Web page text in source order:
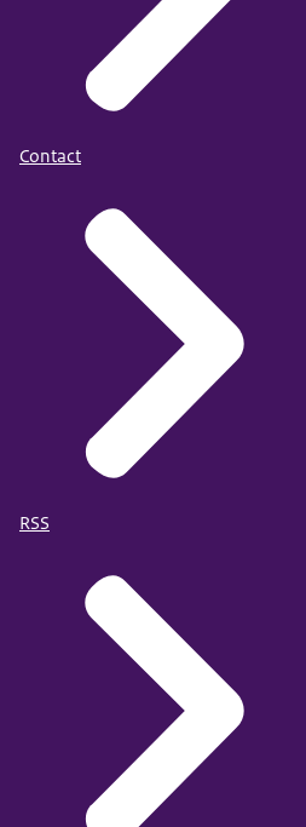
Contact
RSS